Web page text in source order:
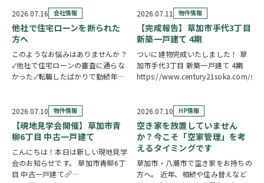
叶う新築一戸建てです。カウンター
キッ…
の広々LDKは水廻り集中設計につ
き、毎日の家事を効率的にこなせま
す。7.5…
2026.07.16 会社情報
他社で住宅ローンを断られた
方へ
このようなお悩みはありませんか？
✓他社で住宅ローンの審査に通らな
かった✓転職したばかりで勤続年数
ーンなど借入がある✓過去に返済の
遅れがあり心配している ひとつで
も当てはまる方…
2026.07.11 物件情報
【完成報告】草加市手代3丁目
新築一戸建て 4期
ついに建物完成いたしました！ 草
加市手代3丁目 新築一戸建て 4期
https://www.century21soka.com/st/
2026.07.10 物件情報
【現地見学会開催】草加市青
柳6丁目 中古一戸建て
こんにちは！本日は新しい現地見学
会のお知らせです。 草加市青柳6丁
目 中古一戸建て
2026.07.10 HP情報
空き家を放置していません
か？今こそ「空家管理」を考
えるタイミングです
草加市・八潮市で空き家をお持ちの
方へ。 近年、相続や住み替えなど